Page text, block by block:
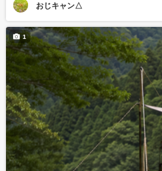
おじキャン△
1